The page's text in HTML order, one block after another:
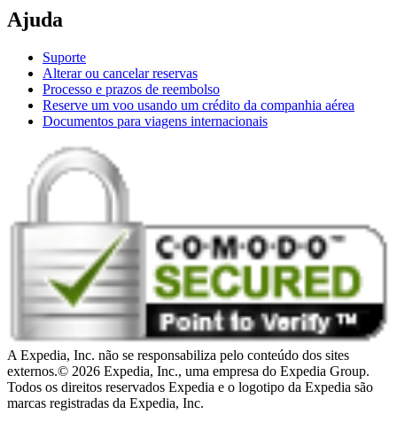
Ajuda
Suporte
Alterar ou cancelar reservas
Processo e prazos de reembolso
Reserve um voo usando um crédito da companhia aérea
Documentos para viagens internacionais
A Expedia, Inc. não se responsabiliza pelo conteúdo dos sites
externos.© 2026 Expedia, Inc., uma empresa do Expedia Group.
Todos os direitos reservados Expedia e o logotipo da Expedia são
marcas registradas da Expedia, Inc.